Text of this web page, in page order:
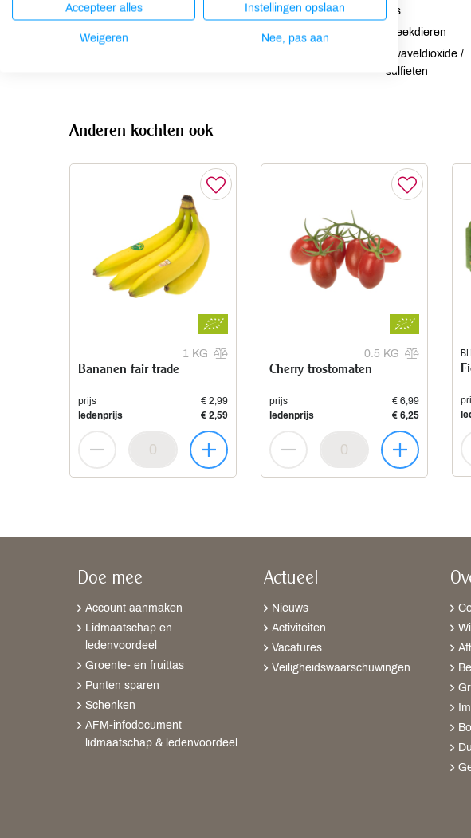
Lupine
niet aanwezig
Mosterd
Vis
Weekdieren
Zwaveldioxide /
sulfieten
Anderen kochten ook
1 KG
Bananen fair trade
prijs
€ 2,99
ledenprijs
€ 2,59
0.5 KG
Cherry trostomaten
prijs
€ 6,99
ledenprijs
€ 6,25
Doe mee
Account aanmaken
Lidmaatschap en
ledenvoordeel
Groente- en fruittas
Punten sparen
Schenken
AFM-infodocument
lidmaatschap & ledenvoordeel
Actueel
Nieuws
Activiteiten
Vacatures
Veiligheidswaarschuwingen
Accepteer alles Instellingen opslaan
Weigeren Nee, pas aan